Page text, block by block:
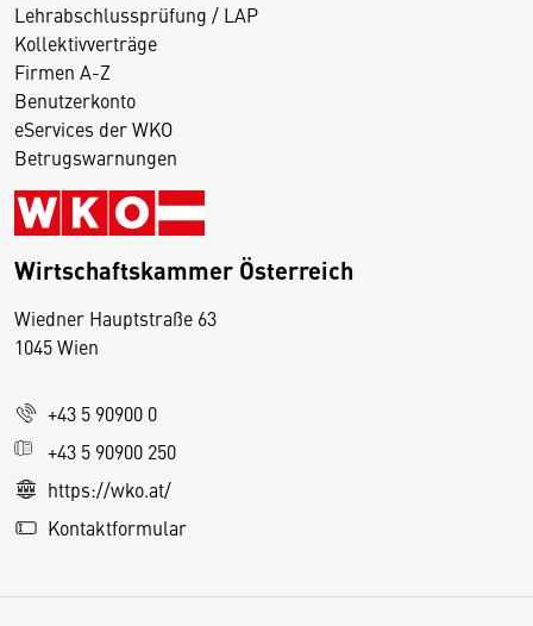
Lehrabschlussprüfung / LAP
Kollektivverträge
Firmen A-Z
Benutzerkonto
eServices der WKO
Betrugswarnungen
Wirtschaftskammer Österreich
Wiedner Hauptstraße 63
1045 Wien
+43 5 90900 0
+43 5 90900 250
https://wko.at/
Kontaktformular
D
s
e
S
e